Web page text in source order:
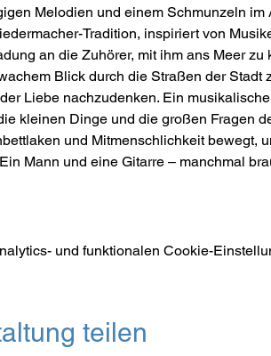
Melodien und einem Schmunzeln
Tradition, inspiriert von
an die Zuhörer, mit ihm ans Meer
Blick durch die Straßen der
Liebe nachzudenken. Ein
kleinen Dinge und die großen Fragen
und Mitmenschlichkeit bewegt,
Mann und eine Gitarre – manchmal
und funktionalen Cookie-
teilen